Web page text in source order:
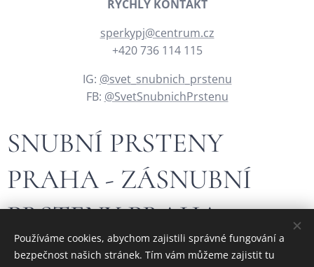
RYCHLÝ KONTAKT
sperkypj@centrum.cz
+420 736 114 115
IG: @svet_snubnich_prstenu
FB: @SvetSnubnichPrstenu
SNUBNÍ PRSTENY
PRAHA - ZÁSNUBNÍ
PRSTENY PRAHA
Hledáte krásný, jedinečný nebo originální zlatý šperk?
Používáme cookies, abychom zajistili správné fungování a
bezpečnost našich stránek. Tím vám můžeme zajistit tu